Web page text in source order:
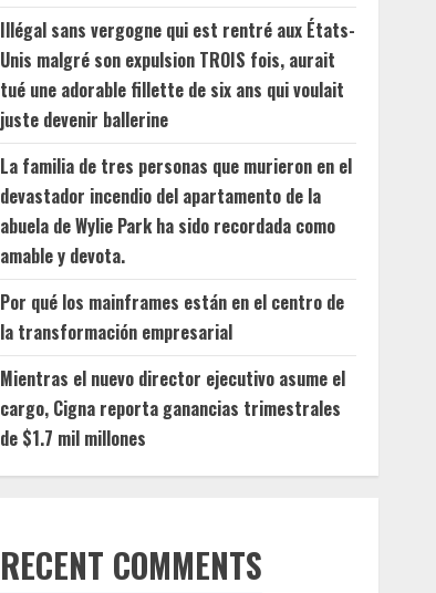
Illégal sans vergogne qui est rentré aux États-
Unis malgré son expulsion TROIS fois, aurait
tué une adorable fillette de six ans qui voulait
juste devenir ballerine
La familia de tres personas que murieron en el
devastador incendio del apartamento de la
abuela de Wylie Park ha sido recordada como
amable y devota.
Por qué los mainframes están en el centro de
la transformación empresarial
Mientras el nuevo director ejecutivo asume el
cargo, Cigna reporta ganancias trimestrales
de $1.7 mil millones
RECENT COMMENTS